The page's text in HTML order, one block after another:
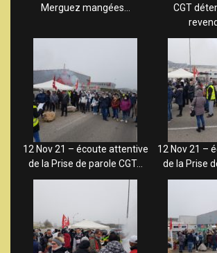
Merguez mangées…
CGT
12 Nov 21 – écoute attentive
de la Prise de parole CGT…
12 Nov 21 –
de la Prise